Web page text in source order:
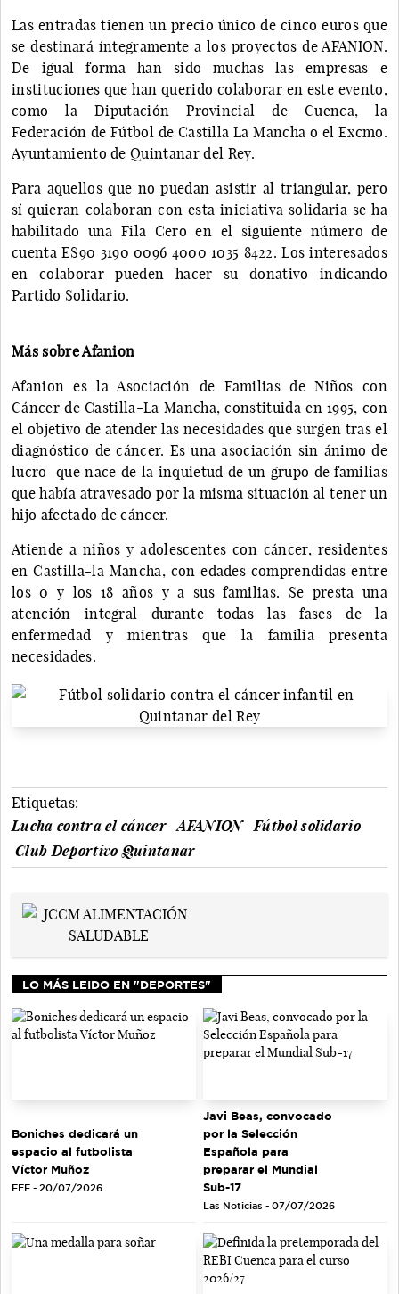
Las entradas tienen un precio único de cinco euros que
se destinará íntegramente a los proyectos de AFANION.
De igual forma han sido muchas las empresas e
instituciones que han querido colaborar en este evento,
como la Diputación Provincial de Cuenca, la
Federación de Fútbol de Castilla La Mancha o el Excmo.
Ayuntamiento de Quintanar del Rey.
Para aquellos que no puedan asistir al triangular, pero
sí quieran colaboran con esta iniciativa solidaria se ha
habilitado una Fila Cero en el siguiente número de
cuenta ES90 3190 0096 4000 1035 8422. Los interesados
en colaborar pueden hacer su donativo indicando
Partido Solidario.
Más sobre Afanion
Afanion es la Asociación de Familias de Niños con
Cáncer de Castilla-La Mancha, constituida en 1995, con
el objetivo de atender las necesidades que surgen tras el
diagnóstico de cáncer. Es una asociación sin ánimo de
lucro que nace de la inquietud de un grupo de familias
que había atravesado por la misma situación al tener un
hijo afectado de cáncer.
Atiende a niños y adolescentes con cáncer, residentes
en Castilla-la Mancha, con edades comprendidas entre
los 0 y los 18 años y a sus familias. Se presta una
atención integral durante todas las fases de la
enfermedad y mientras que la familia presenta
necesidades.
Etiquetas:
Lucha contra el cáncer
AFANION
Fútbol solidario
Club Deportivo Quintanar
LO MÁS LEIDO EN "DEPORTES"
Boniches dedicará un
espacio al futbolista
Víctor Muñoz
EFE - 20/07/2026
Javi Beas, convocado
por la Selección
Española para
preparar el Mundial
Sub-17
Las Noticias - 07/07/2026